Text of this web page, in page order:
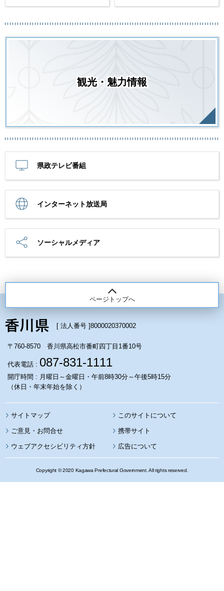
観光・魅力情報
県政テレビ番組
インターネット放送局
ソーシャルメディア
ページトップへ
[ 法人番号 ]8000020370002
〒760-8570 香川県高松市番町四丁目1番10号
代表電話 : 087-831-1111
開庁時間 : 月曜日～金曜日・午前8時30分～午後5時15分
（休日・年末年始を除く）
サイトマップ このサイトについて
携帯サイト
ウェブアクセシビリティ方針 広告について
Copyright © 2020 Kagawa Prefectural Government. All rights reserved.